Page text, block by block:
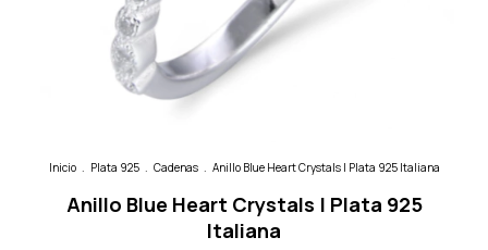
Inicio Plata 925 Cadenas Anillo Blue Heart Crystals | Plata 925 Italiana
Anillo Blue Heart Crystals | Plata 925
Italiana